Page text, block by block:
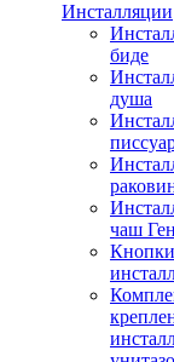
Инсталляции
биде
душа
чаш